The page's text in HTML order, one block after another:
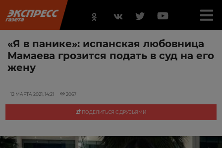
«Я в панике»: испанская любовница
Мамаева грозится подать в суд на его
жену
12 МАРТА 2021, 14:21 2067
ПОДЕЛИТЬСЯ С ДРУЗЬЯМИ